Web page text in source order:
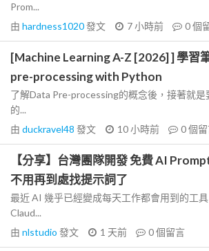
Prom...
由 hardness1020發文 7 小時前 0個
[Machine Learning A-Z [2026] ] 學習
pre-processing with Python
了解Data Pre-processing的概念後，接著就是
的...
由 duckravel48 發文 10 小時前 0個
【分享】台灣團隊開發 免費 AI
不用再到處找提示詞了
最近 AI 幾乎已經變成每天工作都會用到的工
Claud...
由 nlstudio 發文 1 天前 0個留言